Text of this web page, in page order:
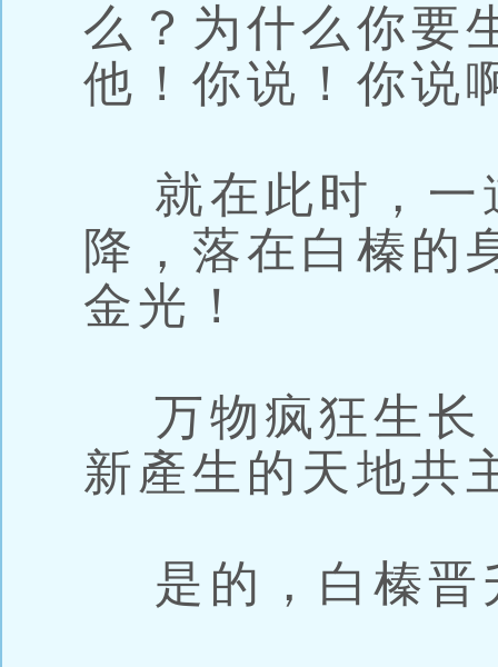
么？为什么你要
他！你说！你说
就在此时，一
降，落在白榛的
金光！
万物疯狂生长
新產生的天地共
是的，白榛晋